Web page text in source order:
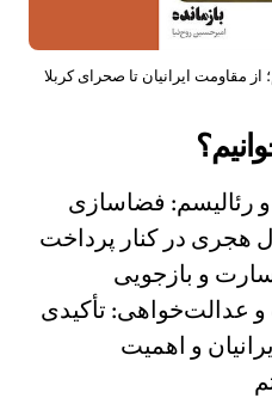
مقاومت ایرانیان تا صحرای کربلا
و رئالیسم: فضاسازی
هجری در کنار پرداخت
و بازجویی
عدالت‌خواهی: تأکیدی
و اهمیت